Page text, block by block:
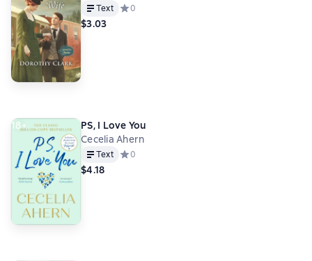
Text Средний рейтинг 0 на основе 0 оценок
0
$3.03
18+
PS, I Love You
Cecelia Ahern
Text Средний рейтинг 0 на основе 0 оценок
0
$4.18